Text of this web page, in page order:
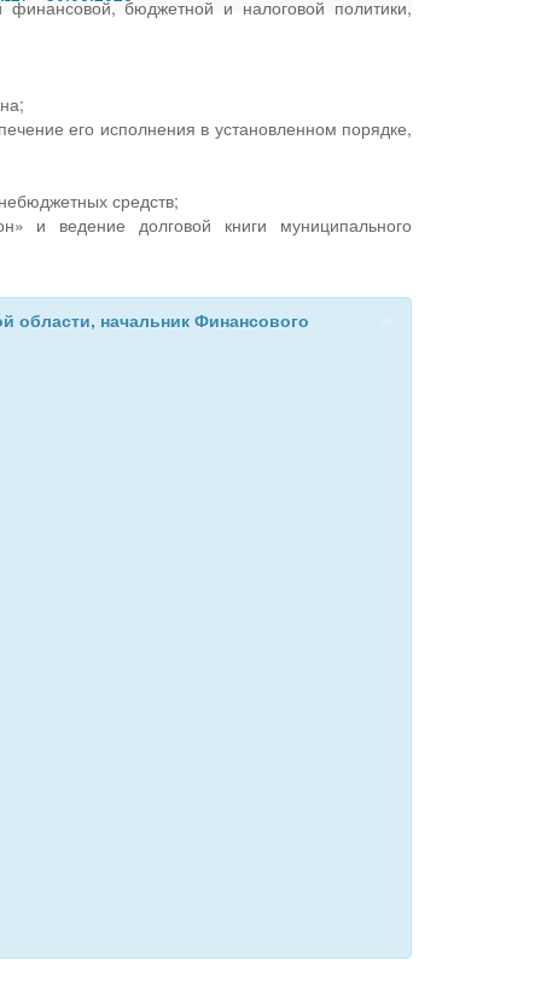
бюджетной и налоговой политики,
его исполнения в установленном порядке,
средств;
и ведение долговой книги муниципального
области, начальник Финансового